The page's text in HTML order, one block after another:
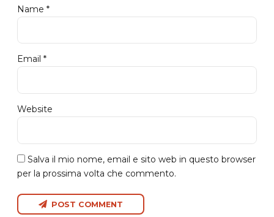
Name *
Email *
Website
Salva il mio nome, email e sito web in questo browser
per la prossima volta che commento.
POST COMMENT